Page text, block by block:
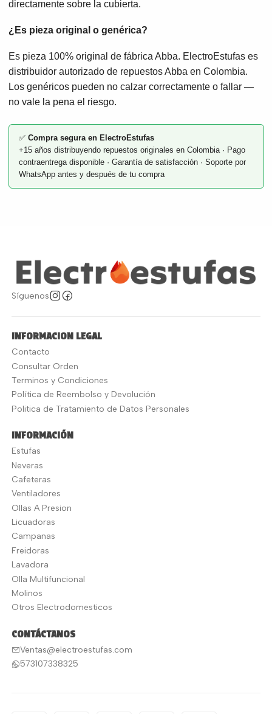
directamente sobre la cubierta.
¿Es pieza original o genérica?
Es pieza 100% original de fábrica Abba. ElectroEstufas es
distribuidor autorizado de repuestos Abba en Colombia.
Los genéricos pueden no calzar correctamente o fallar —
no vale la pena el riesgo.
✅ Compra segura en ElectroEstufas
+15 años distribuyendo repuestos originales en Colombia · Pago
contraentrega disponible · Garantía de satisfacción · Soporte por
WhatsApp antes y después de tu compra
Síguenos
INFORMACION LEGAL
Contacto
Consultar Orden
Terminos y Condiciones
Política de Reembolso y Devolución
Politica de Tratamiento de Datos Personales
INFORMACIÓN
Estufas
Neveras
Cafeteras
Ventiladores
Ollas A Presion
Licuadoras
Campanas
Freidoras
Lavadora
Olla Multifuncional
Molinos
Otros Electrodomesticos
CONTÁCTANOS
Ventas@electroestufas.com
573107338325